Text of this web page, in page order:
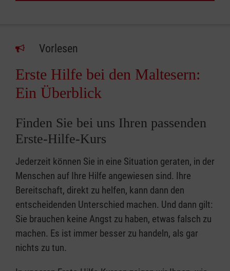
Vorlesen
Erste Hilfe bei den Maltesern:
Ein Überblick
Finden Sie bei uns Ihren passenden
Erste-Hilfe-Kurs
Jederzeit können Sie in eine Situation geraten, in der
Menschen auf Ihre Hilfe angewiesen sind. Ihre
Bereitschaft, direkt zu helfen, kann dann den
entscheidenden Unterschied machen. Und dann gilt:
Sie brauchen keine Angst zu haben, etwas falsch zu
machen. Es ist immer besser zu handeln, als gar
nichts zu tun.